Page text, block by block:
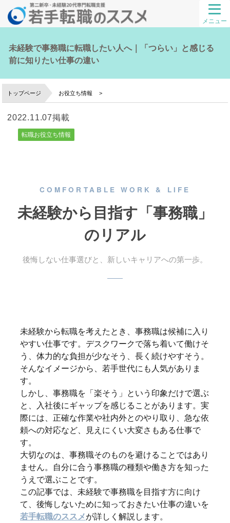
メニュー
未経験で事務職に転職したい人へ｜「つらい」と感じる
前に知りたい仕事の違い
トップページ お役立ち情報
2022.11.07掲載
転職お役立ち情報
COMFORTABLE WORK & LIFE
未経験から目指す「事務職」
のリアル
後悔しない仕事選びと、新しいキャリアへの第一歩。
未経験から転職を考えたとき、事務職は候補に入り
やすい仕事です。デスクワークで落ち着いて働けそ
う、体力的な負担が少なそう、長く続けやすそう。
そんなイメージから、若手世代にも人気がありま
す。
しかし、事務職を「楽そう」という印象だけで選ぶ
と、入社後にギャップを感じることがあります。実
際には、正確な作業や社内外とのやり取り、急な依
頼への対応など、見えにくい大変さもある仕事で
す。
大切なのは、事務職そのものを避けることではあり
ません。自分に合う事務職の種類や働き方を知った
うえで選ぶことです。
この記事では、未経験で事務職を目指す方に向け
て、後悔しないために知っておきたい仕事の違いを
若手転職のススメが詳しく解説します。